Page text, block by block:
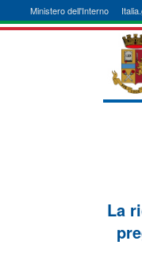
Ministero dell'Interno
La